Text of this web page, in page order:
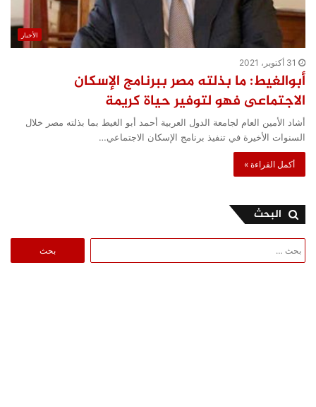
الأخبار
31 أكتوبر، 2021
أبوالغيط: ما بذلته مصر ببرنامج الإسكان
الاجتماعى فهو لتوفير حياة كريمة
أشاد الأمين العام لجامعة الدول العربية أحمد أبو الغيط بما بذلته مصر خلال
السنوات الأخيرة في تنفيذ برنامج الإسكان الاجتماعي…
أكمل القراءة »
البحث
عن: